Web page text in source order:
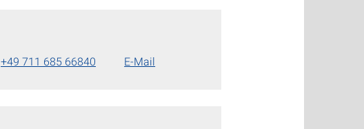
+49 711 685 66840 E-Mail